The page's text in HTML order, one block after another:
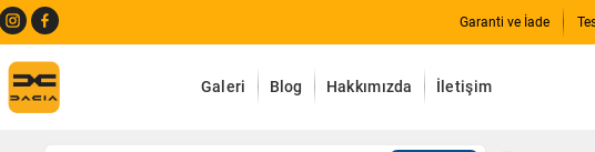
Garanti ve İade
Galeri Blog Hakkımızda İletişim